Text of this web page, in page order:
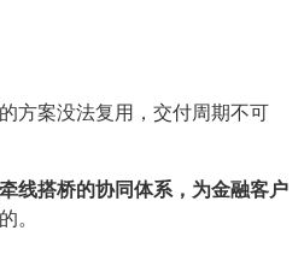
方案没法复用，交付周期不可
线搭桥的协同体系，为金融客户
。